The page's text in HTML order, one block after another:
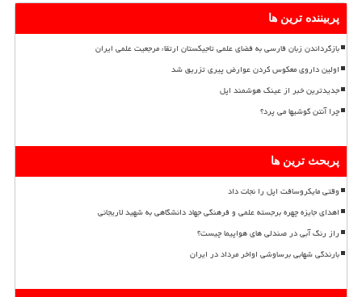
پربیننده ترین ها
بازگرداندن زبان فارسی به فضای علمی تاجیکستان ارتقاء مرجعیت علمی ایران
اولین داروی معکوس کردن عوارض پیری تزریق شد
جدیدترین خبر از عینک هوشمند اپل
چرا آنتن گوشیها می پرد؟
پربحث ترین ها
وقتی مایکروسافت اپل را نجات داد
اهدای جایزه چهره برجسته علمی و فرهنگی جهاد دانشگاهی به شهید لاریجانی
راز رنگ آبی در صندلی های هواپیما چیست؟
بارندگی شهابی برساوشی اواخر مرداد در ایران